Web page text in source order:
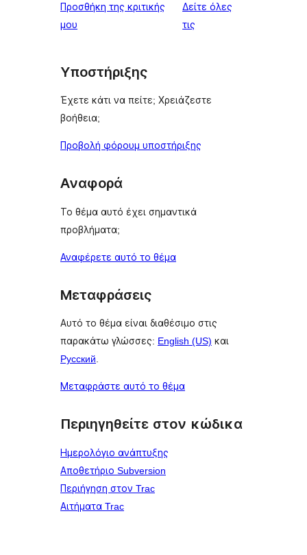
Προσθήκη της κριτικής
μου
Δείτε όλες
τις
Υποστήριξης
Έχετε κάτι να πείτε; Χρειάζεστε
βοήθεια;
Προβολή φόρουμ υποστήριξης
Αναφορά
Το θέμα αυτό έχει σημαντικά
προβλήματα;
Αναφέρετε αυτό το θέμα
Μεταφράσεις
Αυτό το θέμα είναι διαθέσιμο στις
παρακάτω γλώσσες: English (US) και
Русский.
Μεταφράστε αυτό το θέμα
Περιηγηθείτε στον κώδικα
Ημερολόγιο ανάπτυξης
Αποθετήριο Subversion
Περιήγηση στον Trac
Αιτήματα Trac